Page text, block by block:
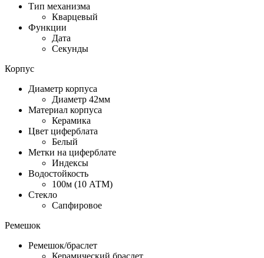
Тип механизма
Кварцевый
Функции
Дата
Секунды
Корпус
Диаметр корпуса
Диаметр 42мм
Материал корпуса
Керамика
Цвет циферблата
Белый
Метки на циферблате
Индексы
Водостойкость
100м (10 АТМ)
Стекло
Сапфировое
Ремешок
Ремешок/браслет
Керамический браслет